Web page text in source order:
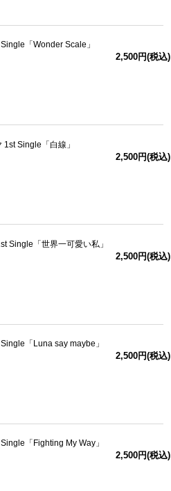
「Wonder Scale」
2,500円(税込)
1st Single「白線」
2,500円(税込)
Single「世界一可愛い私」
2,500円(税込)
「Luna say maybe」
2,500円(税込)
「Fighting My Way」
2,500円(税込)